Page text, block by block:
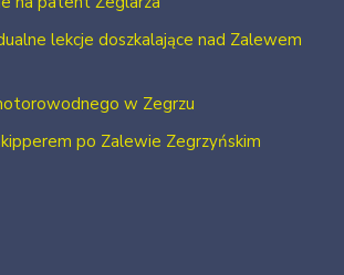
lekcje doszkalające nad Zalewem
w Zegrzu
po Zalewie Zegrzyńskim